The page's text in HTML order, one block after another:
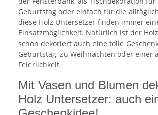
Geburtstag oder einfach für die
diese Holz Untersetzer finden immer
Einsatzmöglichkeit. Natürlich ist der
schön dekoriert auch eine tolle
Geburtstag, zu Weihnachten oder einer
Feierlichkeit.
Mit Vasen und Blumen
Holz Untersetzer: auch